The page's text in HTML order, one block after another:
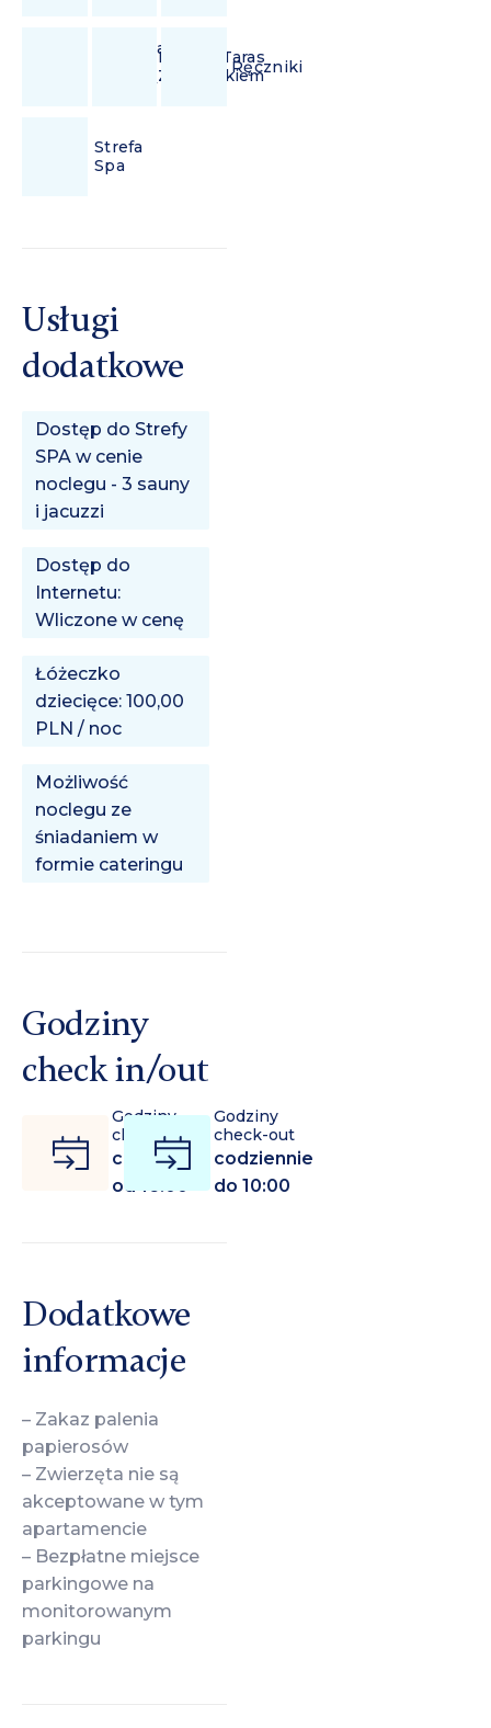
Suszarka
Włosów
Balkon/Taras
Z OgródkiemRęczniki
Strefa
Spa
Usługi
dodatkowe
Dostęp do Strefy
SPA w cenie
noclegu - 3 sauny
i jacuzzi
Dostęp do
Internetu:
Wliczone w cenę
Łóżeczko
dziecięce: 100,00
PLN / noc
Możliwość
noclegu ze
śniadaniem w
formie cateringu
Godziny
check in/out
Godziny
check-in
codziennie
od 16:00
Godziny
check-out
codziennie
do 10:00
Dodatkowe
informacje
– Zakaz palenia
papierosów
– Zwierzęta nie są
akceptowane w tym
apartamencie
– Bezpłatne miejsce
parkingowe na
monitorowanym
parkingu